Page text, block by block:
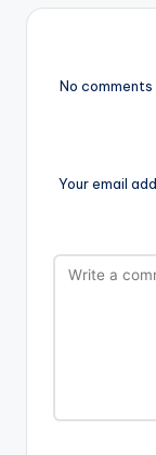
No
Your email